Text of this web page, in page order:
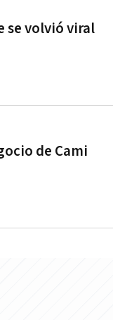
se volvió viral
de Cami